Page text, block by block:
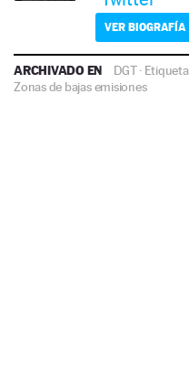
VER BIOGRAFÍA
ARCHIVADO EN DGT·
Zonas de bajas emisiones